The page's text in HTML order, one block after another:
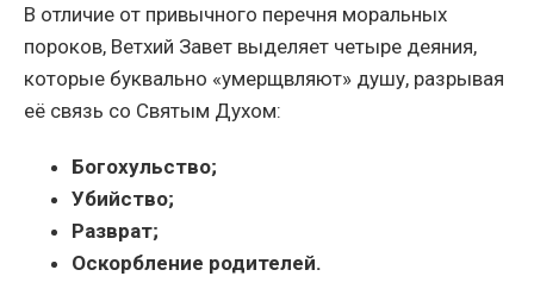
В отличие от привычного перечня моральных
пороков, Ветхий Завет выделяет четыре деяния,
которые буквально «умерщвляют» душу, разрывая
её связь со Святым Духом:
Богохульство;
Убийство;
Разврат;
Оскорбление родителей.